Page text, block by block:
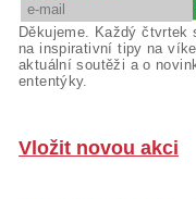
Děkujeme. Každý čtvrtek
na inspirativní tipy na
aktuální soutěži a o
ententýky.
Vložit novou akci